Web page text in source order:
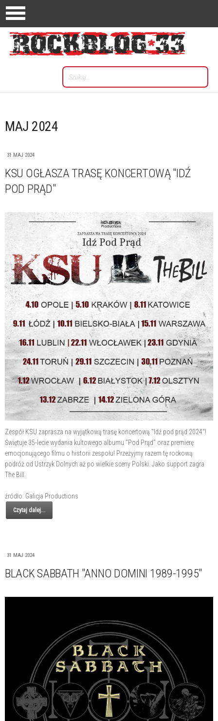
MAJ 2024
31 MAJ 2024
KSU OGŁASZA TRASĘ KONCERTOWĄ "IDŹ
POD PRĄD"
Zespół KSU zaprasza na wyjątkową trasę koncertową "Idź pod prąd 2024"!
Świętuje 35-lecie wydania kultowego albumu "Pod Prąd" oraz premierę
emocjonującego filmu o historii zespołu! Przeżyjmy razem tę rockową
podróż od Ustrzyk Dolnych aż po wielkie sceny Polski. Jako support zagra
The Bill.
źródło: Galicja Productions
Czytaj dalej...
31 MAJ 2024
BLACK SABBATH "ANNO DOMINI 1989-1995"